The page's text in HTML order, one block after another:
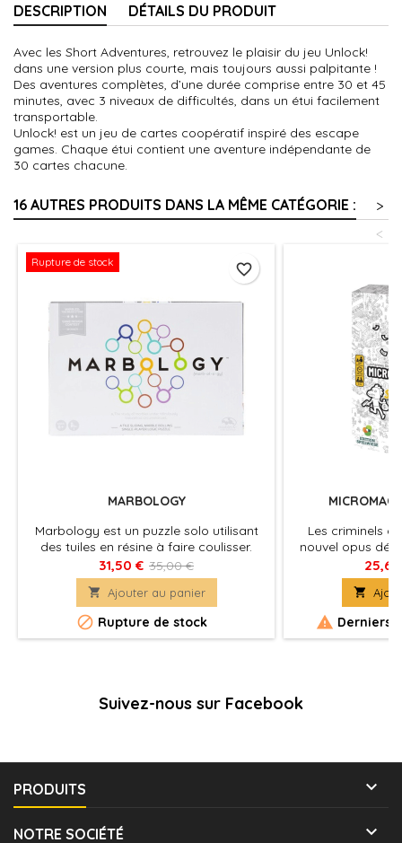
DESCRIPTION DÉTAILS DU PRODUIT
Avec les Short Adventures, retrouvez le plaisir du jeu Unlock!
dans une version plus courte, mais toujours aussi palpitante !
Des aventures complètes, d’une durée comprise entre 30 et 45
minutes, avec 3 niveaux de difficultés, dans un étui facilement
transportable.
Unlock! est un jeu de cartes coopératif inspiré des escape
games. Chaque étui contient une aventure indépendante de
30 cartes chacune.
16 AUTRES PRODUITS DANS LA MÊME CATÉGORIE :
>
<
Rupture de stock
MARBOLOGY
Marbology est un puzzle solo utilisant
des tuiles en résine à faire coulisser.
31,50 € 35,00 €
 Ajouter au panier
 Rupture de stock
favorite_border
Les criminels
nouvel opus
de Crime City.
de

 Derniers
Suivez-nous sur Facebook
PRODUITS 
NOTRE SOCIÉTÉ 